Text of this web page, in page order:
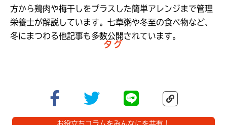
方から鶏肉や梅干しをプラスした簡単アレンジまで管理
栄養士が解説しています。七草粥や冬至の食べ物など、
冬にまつわる他記事も多数公開されています。
タグ